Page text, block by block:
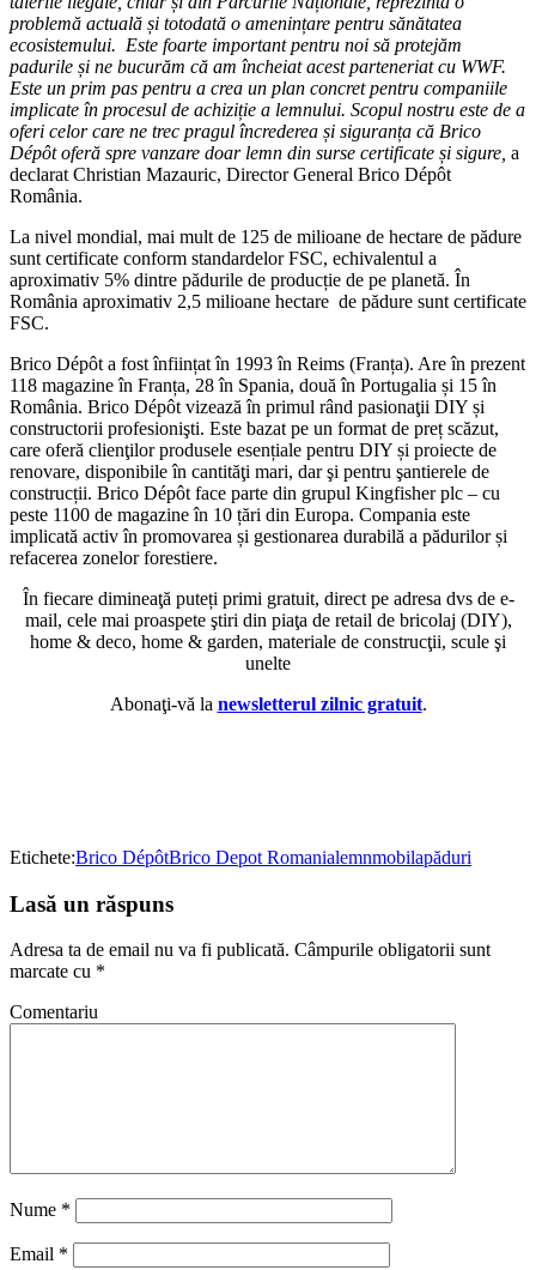
problemă actuală și totodată o amenințare pentru sănătatea
ecosistemului. Este foarte important pentru noi să protejăm
padurile și ne bucurăm că am încheiat acest parteneriat cu WWF.
Este un prim pas pentru a crea un plan concret pentru companiile
implicate în procesul de achiziție a lemnului. Scopul nostru este de a
oferi celor care ne trec pragul încrederea și siguranța că Brico
Dépôt oferă spre vanzare doar lemn din surse certificate și sigure, a
declarat Christian Mazauric, Director General Brico Dépôt
România.
La nivel mondial, mai mult de 125 de milioane de hectare de pădure
sunt certificate conform standardelor FSC, echivalentul a
aproximativ 5% dintre pădurile de producție de pe planetă. În
România aproximativ 2,5 milioane hectare de pădure sunt certificate
FSC.
Brico Dépôt a fost înființat în 1993 în Reims (Franța). Are în prezent
118 magazine în Franța, 28 în Spania, două în Portugalia și 15 în
România. Brico Dépôt vizează în primul rând pasionaţii DIY și
constructorii profesionişti. Este bazat pe un format de preț scăzut,
care oferă clienţilor produsele esențiale pentru DIY și proiecte de
renovare, disponibile în cantităţi mari, dar şi pentru şantierele de
construcții. Brico Dépôt face parte din grupul Kingfisher plc – cu
peste 1100 de magazine în 10 țări din Europa. Compania este
implicată activ în promovarea și gestionarea durabilă a pădurilor și
refacerea zonelor forestiere.
În fiecare dimineaţă puteți primi gratuit, direct pe adresa dvs de e-
mail, cele mai proaspete ştiri din piaţa de retail de bricolaj (DIY),
home & deco, home & garden, materiale de construcţii, scule şi
unelte
Abonaţi-vă la newsletterul zilnic gratuit.
Etichete:Brico DépôtBrico Depot Romanialemnmobilapăduri
Lasă un răspuns
Adresa ta de email nu va fi publicată. Câmpurile obligatorii sunt
marcate cu *
Comentariu
Nume *
Email *